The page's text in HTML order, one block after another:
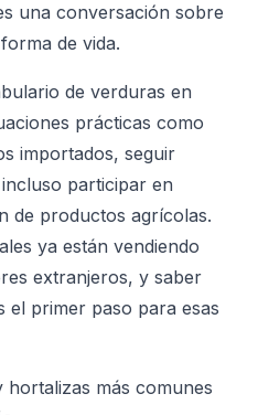
una conversación sobre
de vida.
de verduras en
prácticas como
importados, seguir
participar en
de productos agrícolas.
ya están vendiendo
extranjeros, y saber
primer paso para esas
más comunes